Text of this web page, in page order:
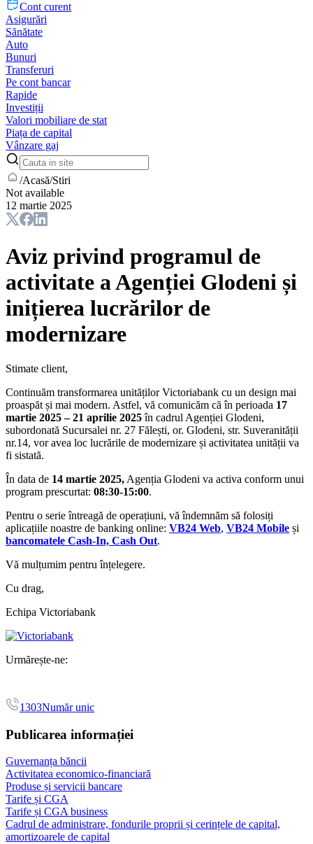
Cont curent
Asigurări
Sănătate
Auto
Bunuri
Transferuri
Pe cont bancar
Rapide
Investiții
Valori mobiliare de stat
Piața de capital
Vânzare gaj
/Acasă/Stiri
Not available
12 martie 2025
Aviz privind programul de
activitate a Agenției Glodeni și
inițierea lucrărilor de
modernizare
Stimate client,
Continuăm transformarea unităților Victoriabank cu un design mai
proaspăt și mai modern. Astfel, vă comunicăm că în perioada 17
martie 2025 – 21 aprilie 2025în cadrul Agenției Glodeni,
subordonată Sucursalei nr. 27 Fălești, or. Glodeni, str. Suveranității
nr.14, vor avea loc lucrările de modernizare și activitatea unității va
fi sistată.
În data de 14 martie 2025, Agenția Glodeni va activa conform unui
program prescurtat: 08:30-15:00.
Pentru o serie întreagă de operațiuni, vă îndemnăm să folosiți
aplicațiile noastre de banking online: VB24 Web, VB24 Mobile și
bancomatele Cash-In, Cash Out.
Vă mulțumim pentru înțelegere.
Cu drag,
Echipa Victoriabank
Urmărește-ne:
1303Număr unic
Publicarea informației
Guvernanța băncii
Activitatea economico-financiară
Produse și servicii bancare
Tarife și CGA
Tarife și CGA business
Cadrul de administrare, fondurile proprii și cerințele de capital,
amortizoarele de capital